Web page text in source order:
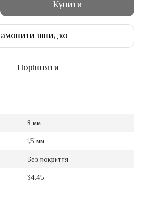
Купити
швидко
Порівняти
8 мм
1,5 мм
Без покриття
34.45